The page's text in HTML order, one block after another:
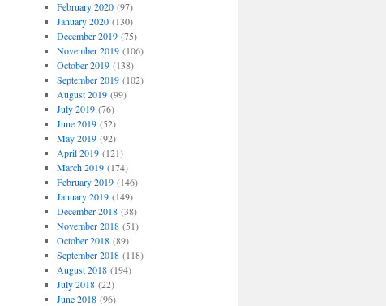
February 2020(97)
January 2020(130)
December 2019(75)
November 2019(106)
October 2019(138)
September 2019(102)
August 2019(99)
July 2019(76)
June 2019(52)
May 2019(92)
April 2019(121)
March 2019(174)
February 2019(146)
January 2019(149)
December 2018(38)
November 2018(51)
October 2018(89)
September 2018(118)
August 2018(194)
July 2018(22)
June 2018(96)